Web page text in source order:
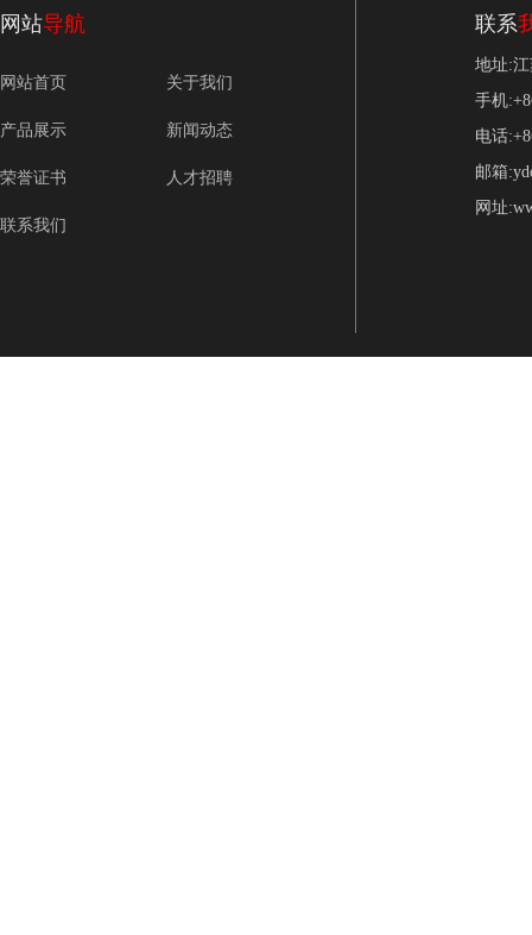
网站导航
网站首页 关于我们
产品展示 新闻动态
荣誉证书 人才招聘
联系我们
联系
地址:
手机
电话
邮箱
网址